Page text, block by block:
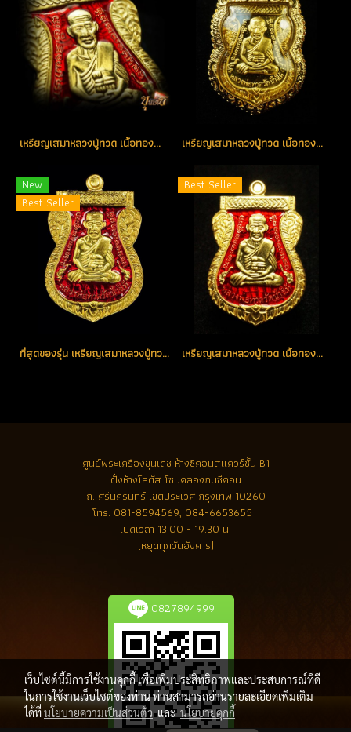
เหรียญเสมาหลวงปู่ทวด เนื้อทองคำลงยาสีแดง หมายเลข 166 (ขายแล้ว) เหรียญเสมาหลวงปู่ทวด เนื้อทองคำ หมายเลข 22 สวยแชมป์ (ขายแล้ว)
New
Best Seller
ที่สุดของรุ่น เหรียญเสมาหลวงปู่ทวด เนื้อทองคำลงยา(สีแดง) หมายเลข 1 รุ่น เสาร์ห้า มหามงคล ชาติตระกาล 100 ปี อ.ทิม วัดช้างให้ (โชว์อย่างเดียว)
Best Seller
เหรียญเสมาหลวงปู่ทวด เนื้อทองคำลงยา(สีแดง) หมายเลข 101 (ขายแล้ว)
ศูนย์พระเครื่องขุนเดช ห้างซีคอนสแควร์ชั้น B1
ฝั่งห้างโลตัส โซนคลองถมซีคอน
ถ. ศรีนครินทร์ เขตประเวศ กรุงเทพ 10260
โทร. 081-8594569, 084-6653655
เปิดเวลา 13.00 - 19.30 น.
(หยุดทุกวันอังคาร)
0827894999
เว็บไซต์นี้มีการใช้งานคุกกี้ เพื่อเพิ่มประสิทธิภาพและประสบการณ์ที่ดี
ในการใช้งานเว็บไซต์ของท่าน ท่านสามารถอ่านรายละเอียดเพิ่มเติม
ได้ที่นโยบายความเป็นส่วนตัวและ นโยบายคุกกี้